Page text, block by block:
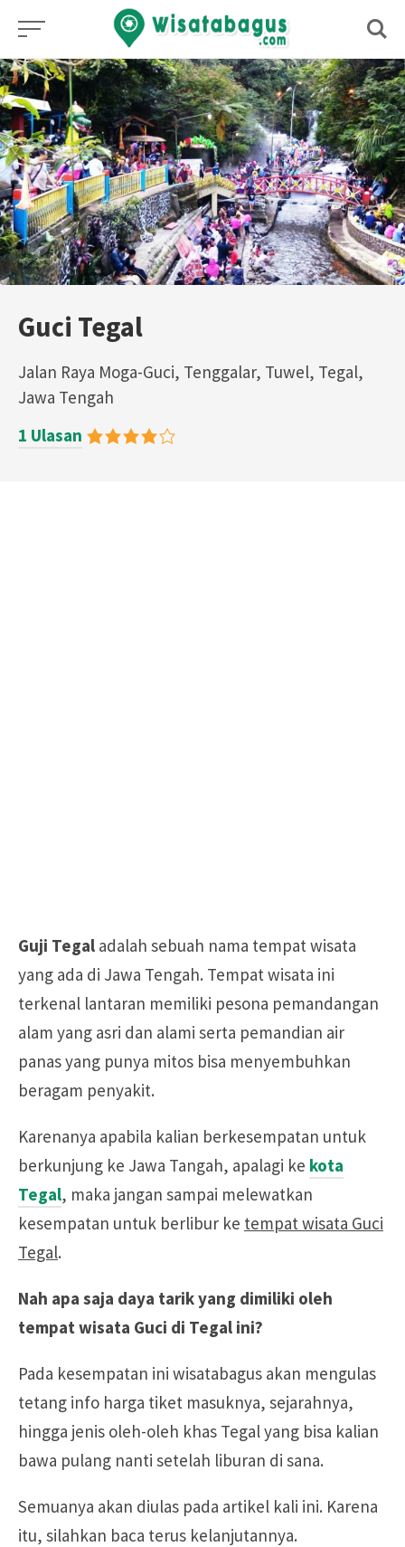
Skip
content
Guci Tegal
Jalan Raya Moga-Guci, Tenggalar, Tuwel, Tegal,
Jawa Tengah
1 Ulasan
Guji Tegal adalah sebuah nama tempat wisata
yang ada di Jawa Tengah. Tempat wisata ini
terkenal lantaran memiliki pesona pemandangan
alam yang asri dan alami serta pemandian air
panas yang punya mitos bisa menyembuhkan
beragam penyakit.
Karenanya apabila kalian berkesempatan untuk
berkunjung ke Jawa Tangah, apalagi ke kota
Tegal, maka jangan sampai melewatkan
kesempatan untuk berlibur ke tempat wisata Guci
Tegal.
Nah apa saja daya tarik yang dimiliki oleh
tempat wisata Guci di Tegal ini?
Pada kesempatan ini wisatabagus akan mengulas
tetang info harga tiket masuknya, sejarahnya,
hingga jenis oleh-oleh khas Tegal yang bisa kalian
bawa pulang nanti setelah liburan di sana.
Semuanya akan diulas pada artikel kali ini. Karena
itu, silahkan baca terus kelanjutannya.